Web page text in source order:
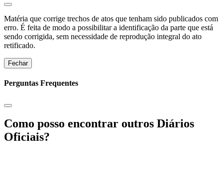
Matéria que corrige trechos de atos que tenham sido publicados com
erro. É feita de modo a possibilitar a identificação da parte que está
sendo corrigida, sem necessidade de reprodução integral do ato
retificado.
Fechar
Perguntas Frequentes
Como posso encontrar outros Diários
Oficiais?